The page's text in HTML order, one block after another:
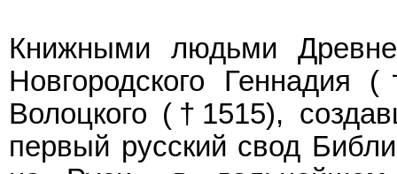
Книжными людьми
Новгородского
Волоцкого (†1515),
первый русский свод